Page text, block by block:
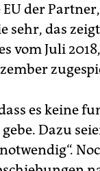
der
sehr, das
vom Juli
es keine
Dazu